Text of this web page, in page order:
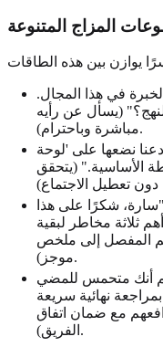
المزاج المتنوعة
في هذا المجال.
(يسأل عن رأيه
مباشرة وباحترام).
نضعها على 'لوحة
الأساسية." (يتحقق
"سارة، شكرًا على هذا
ثلاثة مخاطر لبقية
المفصل إلى ملخص
موجز).
أنك متحمس للمضي
نهائية سريعة
مع ضمان اتفاق
الفريق).